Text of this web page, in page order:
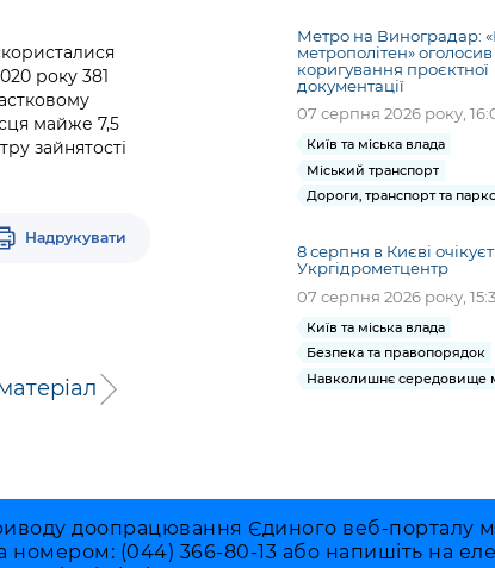
року 381
майже 7,5
зайнятості
Надрукувати
Метро на Виноградар:
метрополітен»
коригування проєктної
документації
07 серпня 2026 року,
Київ та міська влада
Міський транспорт
Дороги, транспорт та
8 серпня в Києві
Укргідрометцентр
07 серпня 2026 року,
Київ та міська влада
Безпека та правопорядок
Навколишнє середовище
доопрацювання Єдиного веб-порталу м.
номером: (044) 366-80-13 або напишіть на